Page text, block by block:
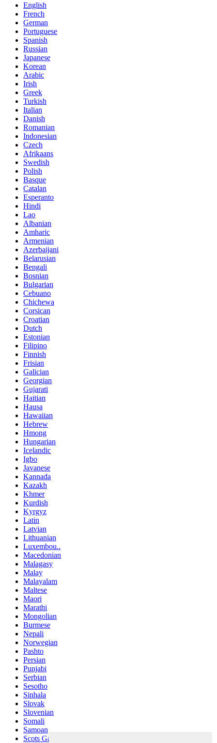
English
French
German
Portuguese
Spanish
Russian
Japanese
Korean
Arabic
Irish
Greek
Turkish
Italian
Danish
Romanian
Indonesian
Czech
Afrikaans
Swedish
Polish
Basque
Catalan
Esperanto
Hindi
Lao
Albanian
Amharic
Armenian
Azerbaijani
Belarusian
Bengali
Bosnian
Bulgarian
Cebuano
Chichewa
Corsican
Croatian
Dutch
Estonian
Filipino
Finnish
Frisian
Galician
Georgian
Gujarati
Haitian
Hausa
Hawaiian
Hebrew
Hmong
Hungarian
Icelandic
Igbo
Javanese
Kannada
Kazakh
Khmer
Kurdish
Kyrgyz
Latin
Latvian
Lithuanian
Luxembou..
Macedonian
Malagasy
Malay
Malayalam
Maltese
Maori
Marathi
Mongolian
Burmese
Nepali
Norwegian
Pashto
Persian
Punjabi
Serbian
Sesotho
Sinhala
Slovak
Slovenian
Somali
Samoan
Scots Gaelic